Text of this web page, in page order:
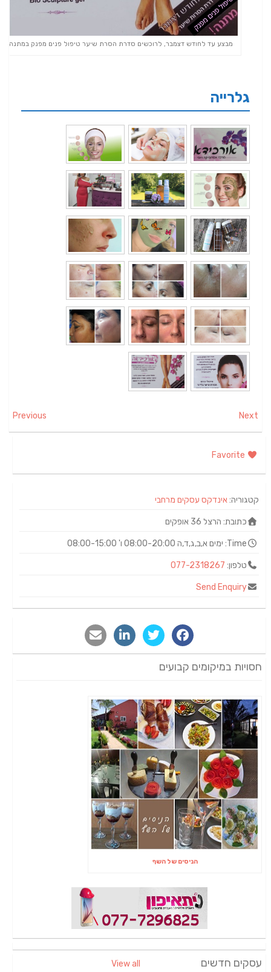
מבצע עד לחודש דצמבר, לרוכשים סדרת הסרת שיער טיפול פנים מפנק במתנה!!!
גלרייה
Previous Next
קטגוריה:אינדקס עסקים מרחבי
כתובת: הרצל 36 אופקים‏
Time: ימים א,ב,ג,ד,ה 08:00-20:00 ו' 08:00-15:00
טלפון: 077-2318267
Send Enquiry
חסויות במיקומים קבועים
הניסים של השף
עסקים חדשים View all